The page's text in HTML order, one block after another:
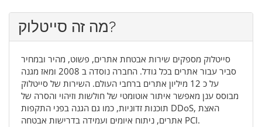
מה זה סייטלוק?
סייטלוק מספקים שירות אבטחת אתרים, פשוט, מהיר ובמחיר
סביר עבור אתרים בכל גודל. החברה נוסדה ב 2008 ומאז מגנה
על כ 12 מיליון אתרים ברחבי העולם. השירות של סייטלוק
מבוסס ענן מאפשר איתור אוטומטי של חולשות וזיהוי והסרה של
תוכנות זדוניות, כמו גם הגנה בפני התקפות DDoS, האצת
אתרים, ניתוח איומים ועמידה בדרישות אבטחה PCI.